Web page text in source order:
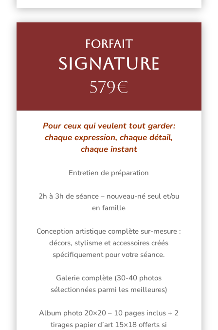
Forfait
Signature
579€
Pour ceux qui veulent tout garder:
chaque expression, chaque détail,
chaque instant
Entretien de préparation
2h à 3h de séance – nouveau-né seul et/ou
en famille
Conception artistique complète sur-mesure :
décors, stylisme et accessoires créés
spécifiquement pour votre séance.
Galerie complète (30-40 photos
sélectionnées parmi les meilleures)
Album photo 20×20 – 10 pages inclus + 2
tirages papier d’art 15×18 offerts si